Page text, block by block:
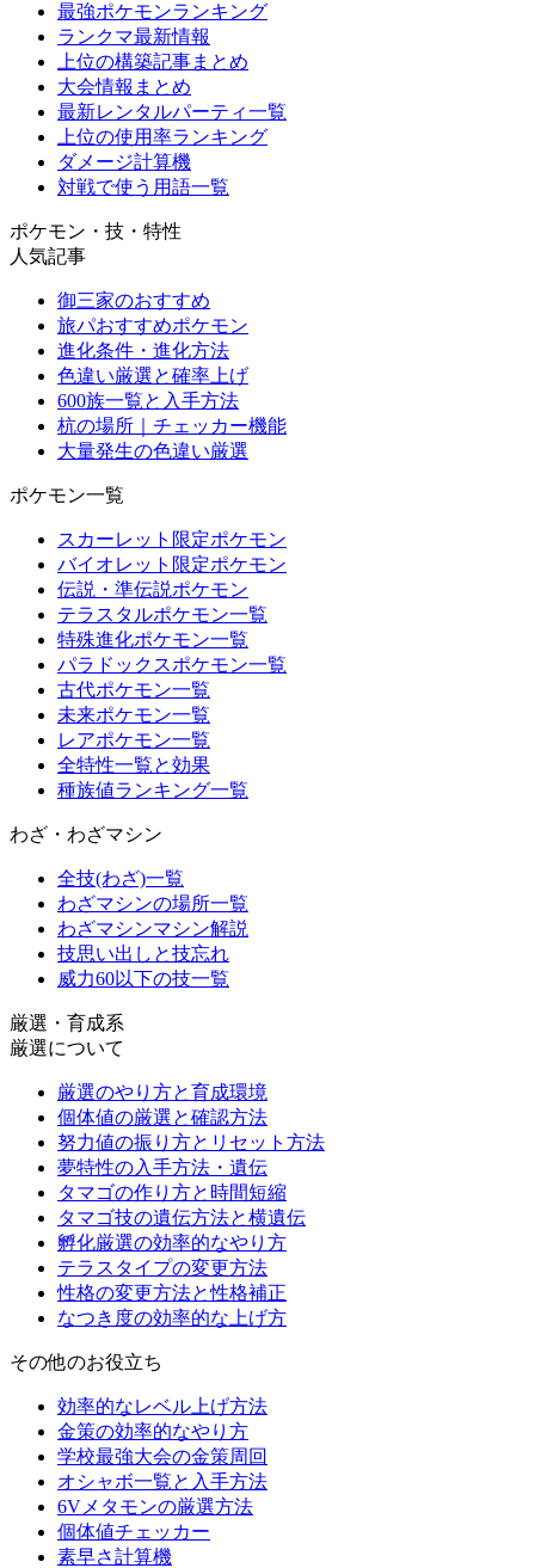
最強ポケモンランキング
ランクマ最新情報
上位の構築記事まとめ
大会情報まとめ
最新レンタルパーティ一覧
上位の使用率ランキング
ダメージ計算機
対戦で使う用語一覧
ポケモン・技・特性
人気記事
御三家のおすすめ
旅パおすすめポケモン
進化条件・進化方法
色違い厳選と確率上げ
600族一覧と入手方法
杭の場所｜チェッカー機能
大量発生の色違い厳選
ポケモン一覧
スカーレット限定ポケモン
バイオレット限定ポケモン
伝説・準伝説ポケモン
テラスタルポケモン一覧
特殊進化ポケモン一覧
パラドックスポケモン一覧
古代ポケモン一覧
未来ポケモン一覧
レアポケモン一覧
全特性一覧と効果
種族値ランキング一覧
わざ・わざマシン
全技(わざ)一覧
わざマシンの場所一覧
わざマシンマシン解説
技思い出しと技忘れ
威力60以下の技一覧
厳選・育成系
厳選について
厳選のやり方と育成環境
個体値の厳選と確認方法
努力値の振り方とリセット方法
夢特性の入手方法・遺伝
タマゴの作り方と時間短縮
タマゴ技の遺伝方法と横遺伝
孵化厳選の効率的なやり方
テラスタイプの変更方法
性格の変更方法と性格補正
なつき度の効率的な上げ方
その他のお役立ち
効率的なレベル上げ方法
金策の効率的なやり方
学校最強大会の金策周回
オシャボ一覧と入手方法
6Vメタモンの厳選方法
個体値チェッカー
素早さ計算機